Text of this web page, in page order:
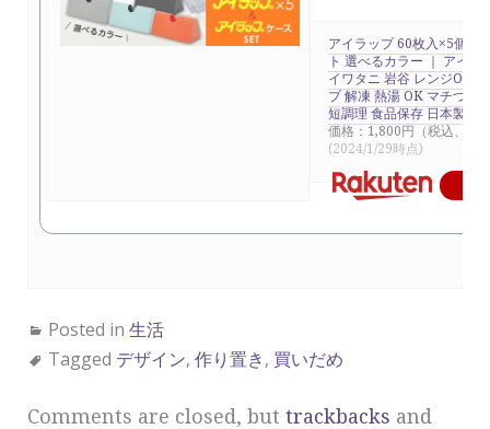
アイラップ 60枚入×5個 専
ト 選べるカラー ｜ アイラ
イワタニ 岩谷 レンジOK
プ 解凍 熱湯 OK マチつき
短調理 食品保存 日本製
価格：1,800円（税込、送
(2024/1/29時点)
Posted in 生活
Tagged デザイン, 作り置き, 買いだめ
Comments are closed, but trackbacks and